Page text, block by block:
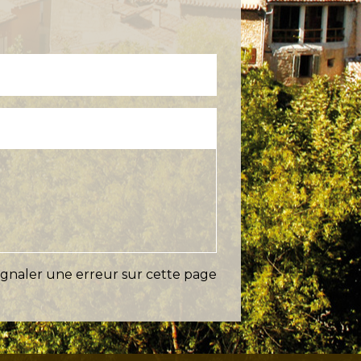
une erreur sur cette page